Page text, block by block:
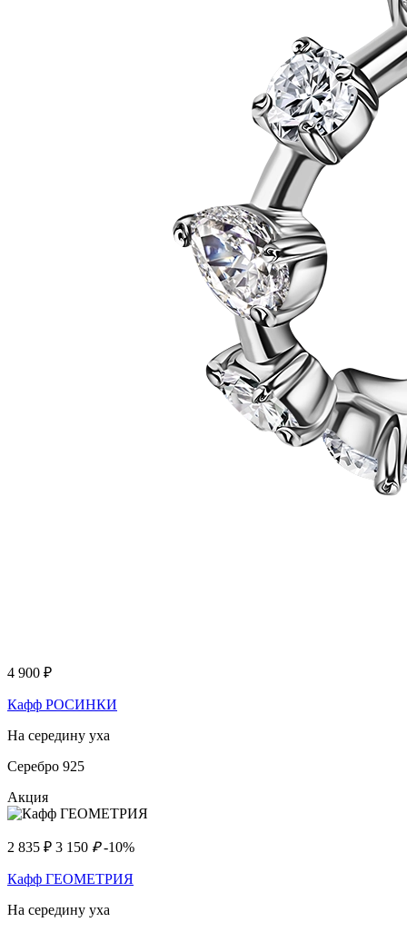
4 900 ₽
Кафф РОСИНКИ
На середину уха
Серебро 925
Акция
2 835 ₽ 3 150 ₽ -10%
Кафф ГЕОМЕТРИЯ
На середину уха